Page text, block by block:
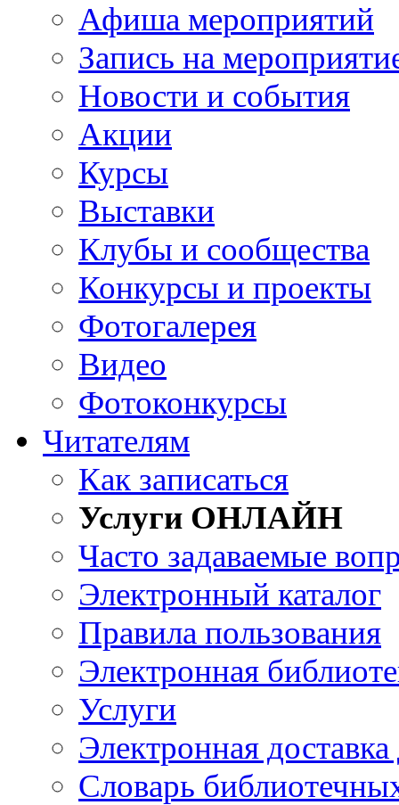
Афиша мероприятий
Запись на
Новости и события
Акции
Курсы
Выставки
Клубы и сообщества
Конкурсы и проекты
Фотогалерея
Видео
Фотоконкурсы
Читателям
Как записаться
Услуги ОНЛАЙН
Часто задаваемые
Электронный каталог
Правила пользования
Электронная
Услуги
Электронная
Словарь